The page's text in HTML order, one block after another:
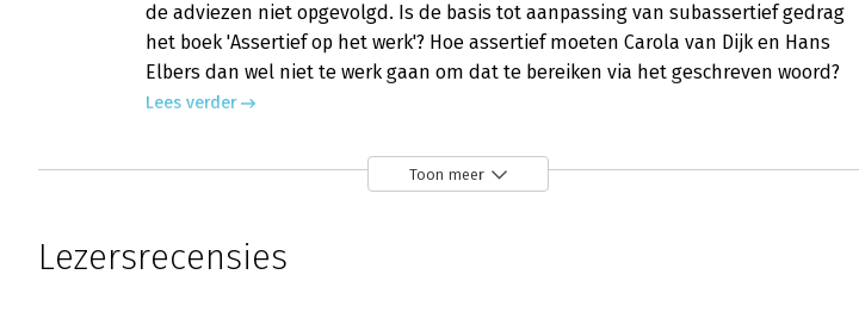
de adviezen niet opgevolgd. Is de basis tot aanpassing van subassertief gedrag
het boek 'Assertief op het werk'? Hoe assertief moeten Carola van Dijk en Hans
Elbers dan wel niet te werk gaan om dat te bereiken via het geschreven woord?
Lees verder
Hoe word ik assertiever?
Zeggen wat er in je omgaat. Laten zien wat je voelt. Voor jezelf omkomen. Het
Toon meer
Lezersrecensies